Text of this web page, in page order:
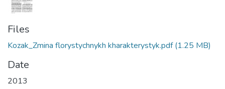
Files
Kozak_Zmina florystychnykh kharakterystyk.pdf(1.25 MB)
Date
2013